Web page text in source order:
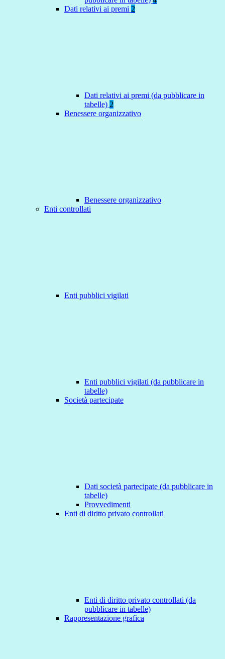
Dati relativi ai premi 2
Dati relativi ai premi (da pubblicare in
tabelle) 2
Benessere organizzativo
Benessere organizzativo
Enti controllati
Enti pubblici vigilati
Enti pubblici vigilati (da pubblicare in
tabelle)
Società partecipate
Dati società partecipate (da pubblicare in
tabelle)
Provvedimenti
Enti di diritto privato controllati
Enti di diritto privato controllati (da
pubblicare in tabelle)
Rappresentazione grafica